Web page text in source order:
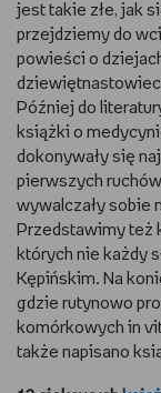
PORADNIKI
WYWIADY
WSZYSTKO O
REDAKCJA
WYDARZENIA
POD
jest takie złe, jak
przejdziemy do
powieści o
Później do
książki o
dokonywały się
pierwszych
wywalczały sobie
Przedstawimy też
których nie każdy
Kępińskim. Na
gdzie rutynowo
komórkowych in
także napisano